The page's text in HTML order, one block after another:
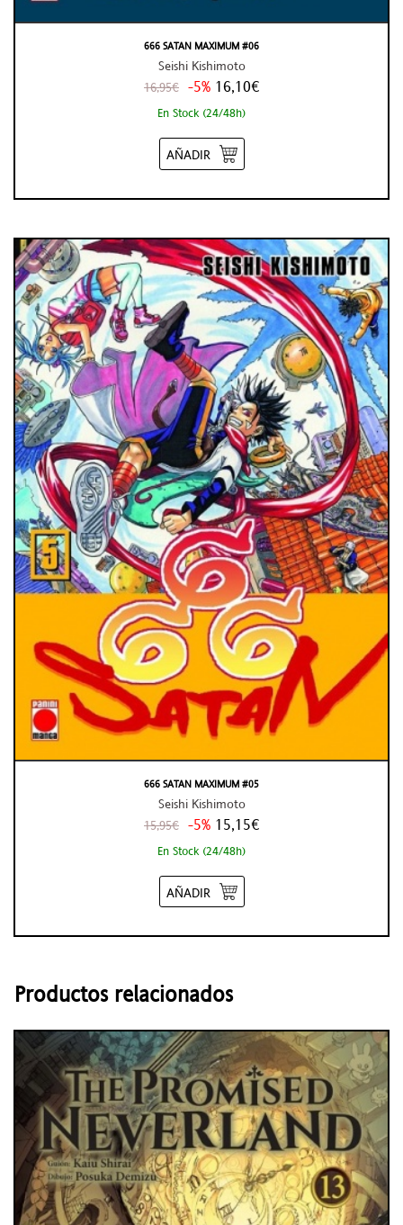
666 SATAN MAXIMUM #06
Seishi Kishimoto
16,95€ -5% 16,10€
En Stock (24/48h)
AÑADIR
666 SATAN MAXIMUM #05
Seishi Kishimoto
15,95€ -5% 15,15€
En Stock (24/48h)
AÑADIR
Productos relacionados